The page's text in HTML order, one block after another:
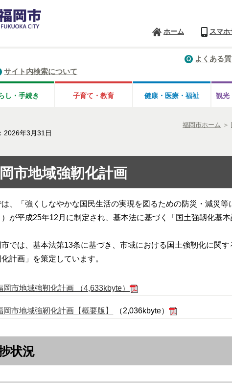
ホーム スマ
よくある
サイト内検索について
し・手続き 子育て・教育 健康・医療・ 福祉 観光
福岡市ホーム ＞
2026年3月31日
市地域強靭化計画
は、「強くしなやかな国民生活の実現を図るための防災・減災
）が平成25年12月に制定され、基本法に基づく「国土強靱化基
では、基本法第13条に基づき、市域における国土強靭化に関
計画」を策定しています。
岡市地域強靭化計画 （4,633kbyte）
岡市地域強靭化計画【概要版】 （2,036kbyte）
状況